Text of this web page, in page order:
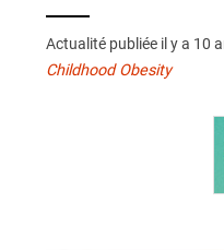
Actualité publiée il y a 10
Childhood Obesity